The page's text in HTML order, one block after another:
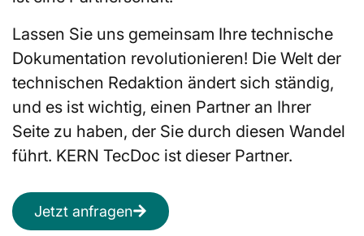
Lassen Sie uns gemeinsam Ihre technische
Dokumentation revolutionieren! Die Welt der
technischen Redaktion ändert sich ständig,
und es ist wichtig, einen Partner an Ihrer
Seite zu haben, der Sie durch diesen Wandel
führt. KERN TecDoc ist dieser Partner.
Jetzt anfragen